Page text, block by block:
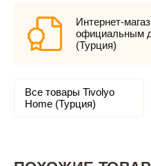
Интернет-
официальным
(Турция)
Все товары Tivolyo
Home (Турция)